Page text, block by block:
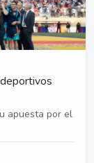
apuesta por el